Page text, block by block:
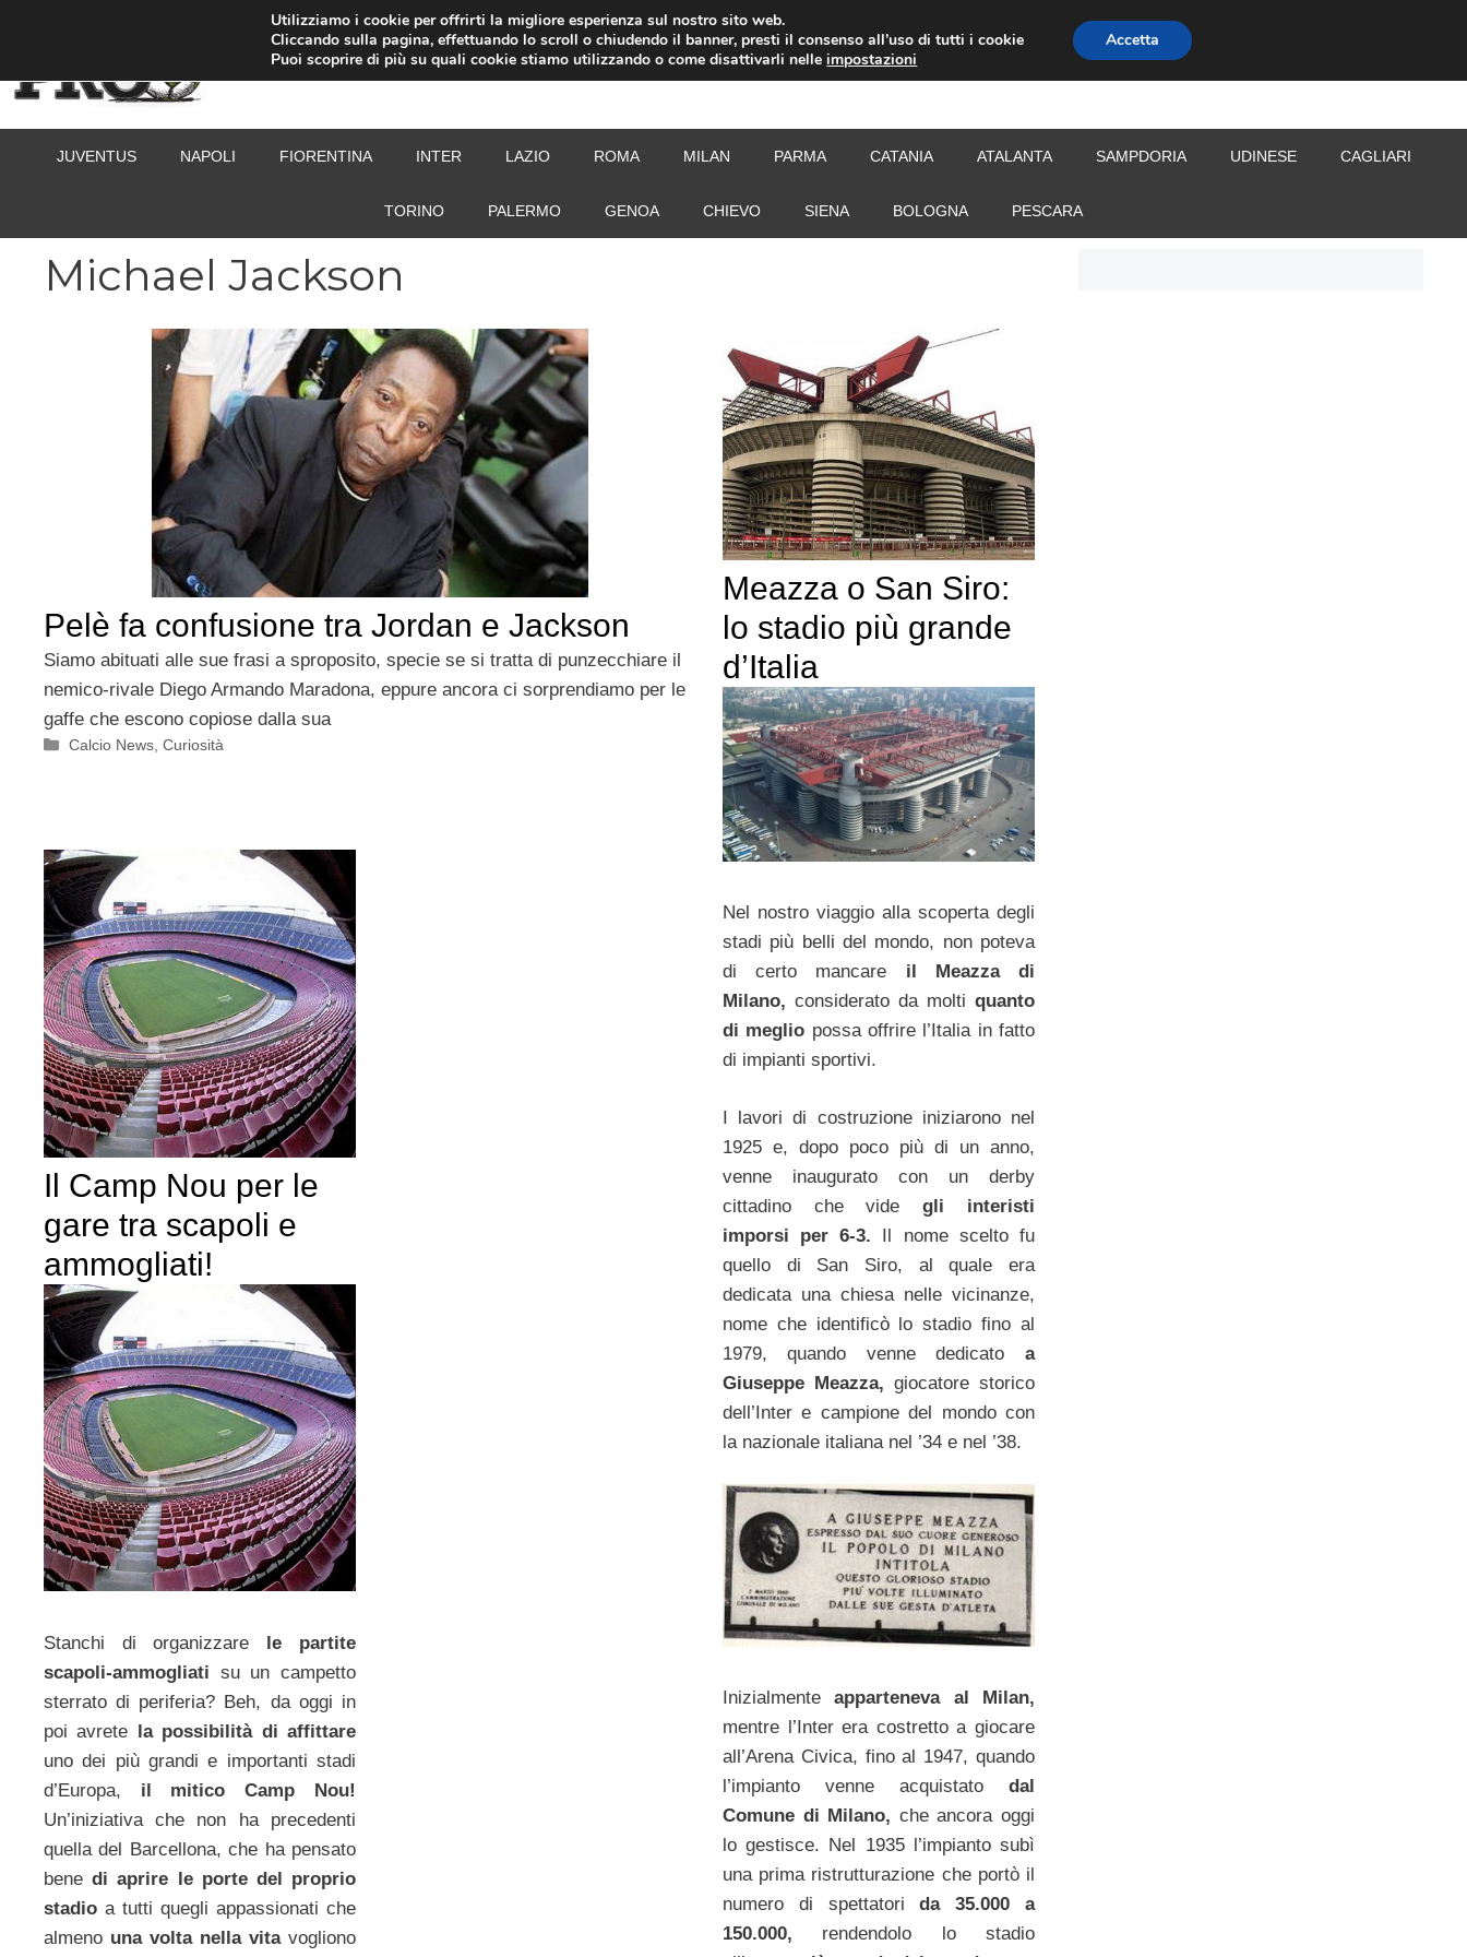
CALCIOMERCATO
JUVENTUS NAPOLI FIORENTINA INTER LAZIO ROMA MILAN PARMA CATANIA ATALANTA SAMPDORIA UDINESE CAGLIARI
TORINO PALERMO GENOA CHIEVO SIENA BOLOGNA PESCARA
Michael Jackson
Pelè fa confusione tra Jordan e Jackson
Siamo abituati alle sue frasi a sproposito, specie se si tratta di punzecchiare il
nemico-rivale Diego Armando Maradona, eppure ancora ci sorprendiamo per le
gaffe che escono copiose dalla sua
Categorie
Calcio News ,Curiosità
Meazza o San Siro:
lo stadio più grande
d’Italia
Nel nostro viaggio alla scoperta degli
stadi più belli del mondo, non poteva
di certo mancare il Meazza di
Milano, considerato da molti quanto
di meglio possa offrire l’Italia in fatto
di impianti sportivi.
I lavori di costruzione iniziarono nel
1925 e, dopo poco più di un anno,
venne inaugurato con un derby
cittadino che videgli interisti
imporsi per 6-3. Il nome scelto fu
quello di San Siro, al quale era
dedicata una chiesa nelle vicinanze,
nome che identificò lo stadio fino al
1979, quando venne dedicato a
Giuseppe Meazza, giocatore storico
dell’Inter e campione del mondo con
la nazionale italiana nel ’34 e nel ’38.
Inizialmenteapparteneva al Milan,
mentre l’Inter era costretto a giocare
all’Arena Civica, fino al 1947, quando
l’impianto venne acquistato dal
Comune di Milano, che ancora oggi
lo gestisce. Nel 1935 l’impianto subì
una prima ristrutturazione che portò il
numero di spettatorida 35.000 a
150.000, rendendolo lo stadio
Il Camp Nou per le
gare tra scapoli e
ammogliati!
Stanchi di organizzare le partite
scapoli-ammogliati su un campetto
sterrato di periferia? Beh, da oggi in
poi avrete la possibilità di affittare
uno dei più grandi e importanti stadi
d’Europa, il mitico Camp Nou!
Un’iniziativa che non ha precedenti
quella del Barcellona, che ha pensato
benedi aprire le porte del proprio
stadio a tutti quegli appassionati che
almeno una volta nella vita vogliono
Utilizziamo i cookie per offrirti la migliore esperienza sul nostro sito web.
Cliccando sulla pagina, effettuando lo scroll o chiudendo il banner, presti il consenso all’uso di tutti i cookie
Puoi scoprire di più su quali cookie stiamo utilizzando o come disattivarli nelleimpostazioni
Accetta